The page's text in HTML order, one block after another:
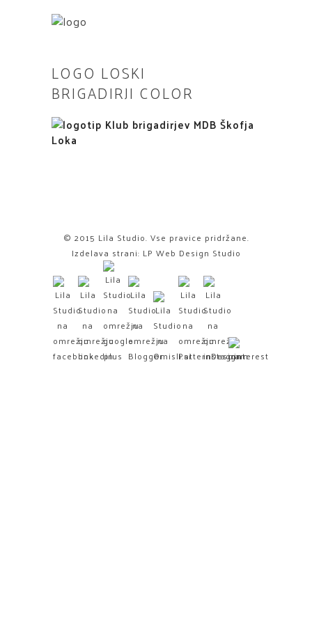
LOGO LOSKI
BRIGADIRJI COLOR
© 2015 Lila Studio. Vse pravice pridržane.
Izdelava strani: LP Web Design Studio